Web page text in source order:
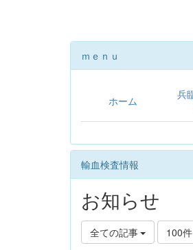
ｍｅｎｕ
ホーム
兵
輸血検査情報
お知らせ
全ての記事 100件